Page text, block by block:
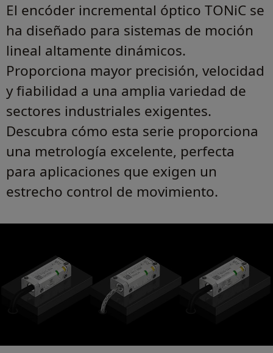
El encóder incremental óptico TONiC se
ha diseñado para sistemas de moción
lineal altamente dinámicos.
Proporciona mayor precisión, velocidad
y fiabilidad a una amplia variedad de
sectores industriales exigentes.
Descubra cómo esta serie proporciona
una metrología excelente, perfecta
para aplicaciones que exigen un
estrecho control de movimiento.